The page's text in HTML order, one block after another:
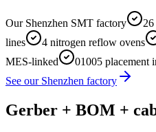
Our Shenzhen SMT factory
lines
4 nitrogen reflow ovens
MES-linked
01005 placement
See our Shenzhen factory
Gerber + BOM +